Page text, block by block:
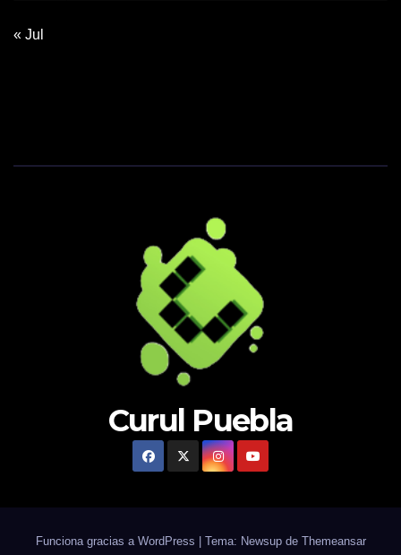
« Jul
Curul Puebla
Funciona gracias a WordPress Tema: Newsup de Themeansar